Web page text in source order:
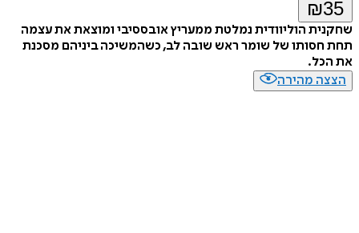
₪35
שחקנית הוליוודית נמלטת ממעריץ אובססיבי ומוצאת את עצמה
תחת חסותו של שומר ראש שובה לב, כשהמשיכה ביניהם מסכנת
את הכל.
הצצה מהירה